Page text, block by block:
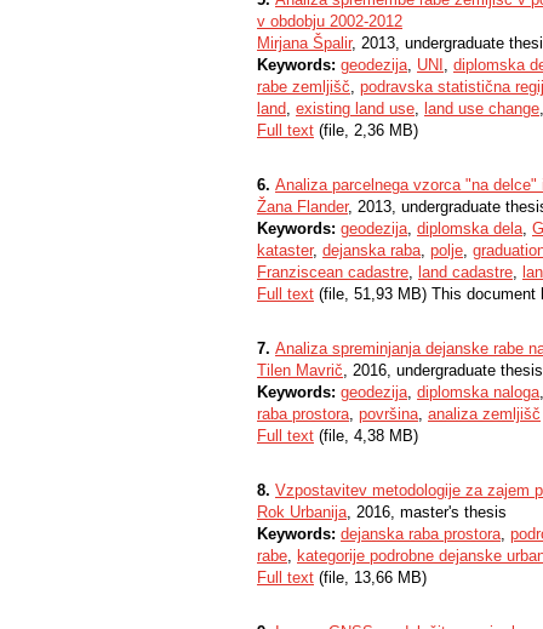
v obdobju 2002-2012
Mirjana Špalir, 2013, undergraduate
Keywords: geodezija, UNI , diplomska
rabe zemljišč, podravska statistična
land, existing land use, land use change
Full text (file, 2,36 MB)
6. Analiza parcelnega vzorca "na
Žana Flander, 2013, undergraduate
Keywords: geodezija, diplomska dela,
kataster, dejanska raba, polje,
Franziscean cadastre, land cadastre,
Full text (file, 51,93 MB) This
7. Analiza spreminjanja dejanske rabe
Tilen Mavrič, 2016, undergraduate thesis
Keywords: geodezija, diplomska naloga
raba prostora, površina, analiza zemljišč
Full text (file, 4,38 MB)
8. Vzpostavitev metodologije za zajem
Rok Urbanija, 2016, master's thesis
Keywords: dejanska raba prostora,
rabe, kategorije podrobne dejanske
Full text (file, 13,66 MB)